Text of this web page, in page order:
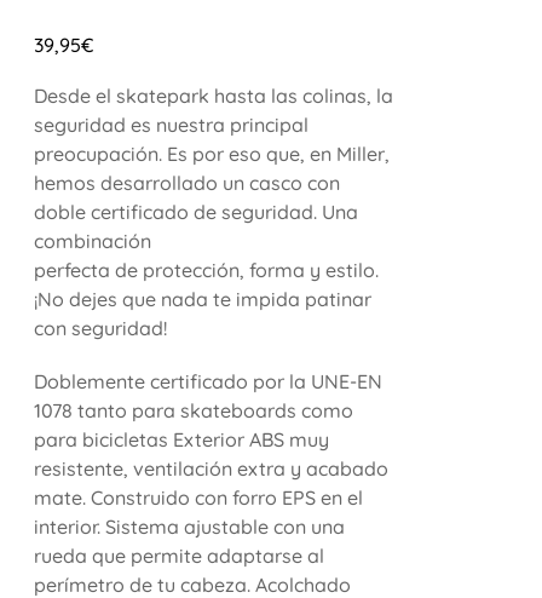
39,95€
Desde el skatepark hasta las colinas, la
seguridad es nuestra principal
preocupación. Es por eso que, en Miller,
hemos desarrollado un casco con
doble certificado de seguridad. Una
combinación
perfecta de protección, forma y estilo.
¡No dejes que nada te impida patinar
con seguridad!
Doblemente certificado por la UNE-EN
1078 tanto para skateboards como
para bicicletas Exterior ABS muy
resistente, ventilación extra y acabado
mate. Construido con forro EPS en el
interior. Sistema ajustable con una
rueda que permite adaptarse al
perímetro de tu cabeza. Acolchado